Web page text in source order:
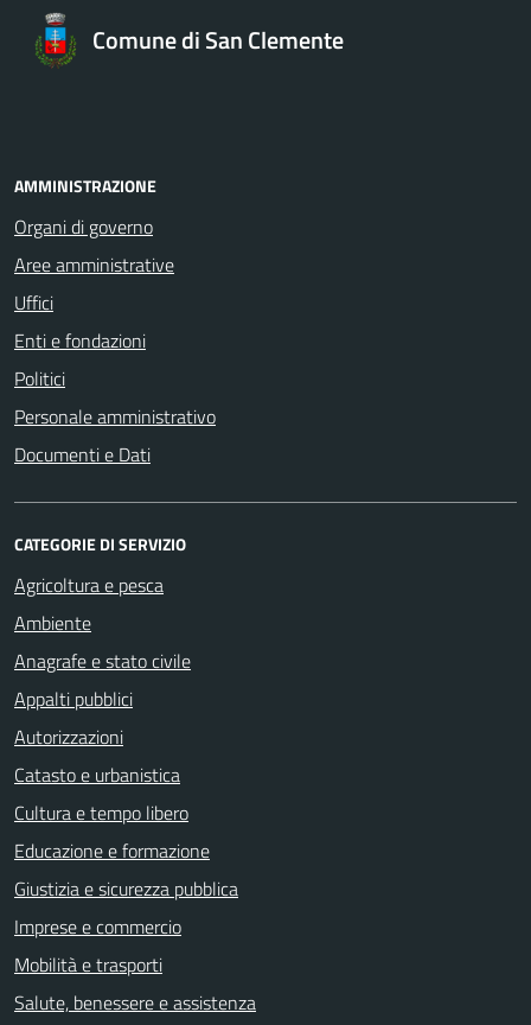
Comune di San Clemente
AMMINISTRAZIONE
Organi di governo
Aree amministrative
Uffici
Enti e fondazioni
Politici
Personale amministrativo
Documenti e Dati
CATEGORIE DI SERVIZIO
Agricoltura e pesca
Ambiente
Anagrafe e stato civile
Appalti pubblici
Autorizzazioni
Catasto e urbanistica
Cultura e tempo libero
Educazione e formazione
Giustizia e sicurezza pubblica
Imprese e commercio
Mobilità e trasporti
Salute, benessere e assistenza